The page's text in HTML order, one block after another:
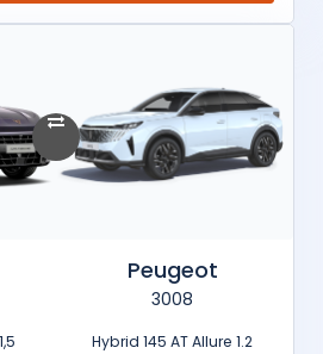
Peugeot
3008
1.2 Hybrid 145 AT Allure